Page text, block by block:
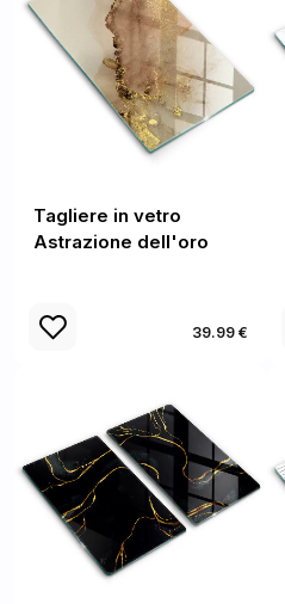
Tagliere in vetro
Astrazione dell'oro
39.99 €